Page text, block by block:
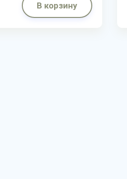
В корзину